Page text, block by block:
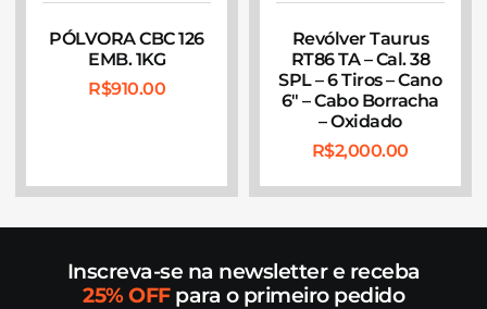
PÓLVORA CBC 126
EMB. 1KG
R$910.00
Revólver Taurus
RT86 TA – Cal. 38
SPL – 6 Tiros – Cano
6″ – Cabo Borracha
– Oxidado
R$2,000.00
Inscreva-se na newsletter e receba
25% OFFpara o primeiro pedido